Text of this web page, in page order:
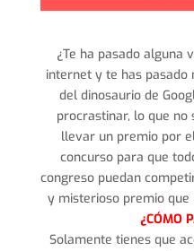
¿Te ha pasado alguna
internet y te has pasado
del dinosaurio de
procrastinar, lo que no
llevar un premio por
concurso para que
congreso puedan
y misterioso premio
¿CÓMO
Solamente tienes que